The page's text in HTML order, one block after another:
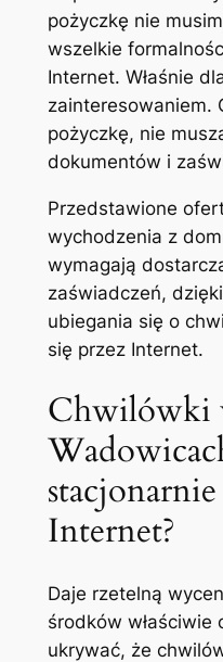
pożyczkę nie
wszelkie
Internet. Właśnie
zainteresowaniem.
pożyczkę, nie
dokumentów i
Przedstawione
wychodzenia z
wymagają
zaświadczeń,
ubiegania się o
się przez Internet.
Chwilówki
Internet?
Daje rzetelną
środków właściwie
ukrywać, że